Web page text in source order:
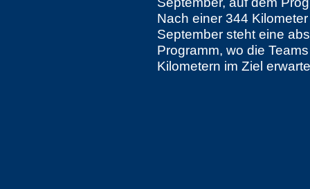
Nach einer 344
September steht eine
Programm, wo die
Kilometern im Ziel